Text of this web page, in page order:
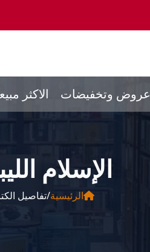
الاكثر عروض وتخفيضات
الإسلام
الرئيسية/تفاصيل